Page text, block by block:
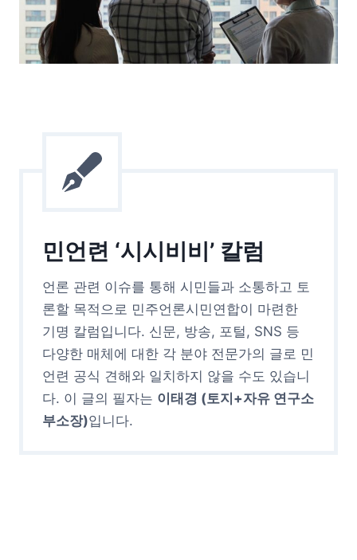
민언련 ‘시시비비’ 칼럼
언론 관련 이슈를 통해 시민들과 소통하고 토
론할 목적으로 민주언론시민연합이 마련한
기명 칼럼입니다. 신문, 방송, 포털, SNS 등
다양한 매체에 대한 각 분야 전문가의 글로 민
언련 공식 견해와 일치하지 않을 수도 있습니
다. 이 글의 필자는 이태경 (토지+자유 연구소
부소장)입니다.